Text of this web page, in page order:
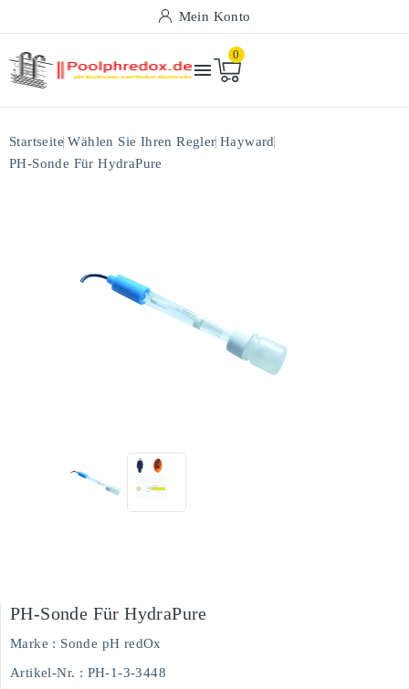
Mein Konto

0
Startseite Wählen Sie Ihren Regler Hayward
PH-Sonde Für HydraPure
PH-Sonde Für HydraPure
Marke : Sonde pH redOx
Artikel-Nr. : PH-1-3-3448